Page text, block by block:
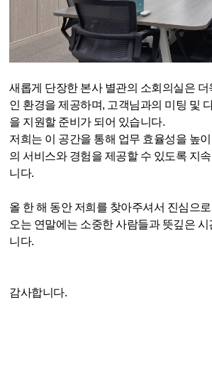
새롭게 단장한 본사 별관의 소회의실은
인 환경을 제공하며, 고객님과의 미팅 및
을 지원할 준비가 되어 있습니다.
저희는 이 공간을 통해 업무 효율성을 높
의 서비스와 경험을 제공할 수 있도록 지
니다.
올 한 해 동안 저희를 찾아주셔서 진심으
오는 연말에는 소중한 사람들과 뜻깊은
니다.
감사합니다.